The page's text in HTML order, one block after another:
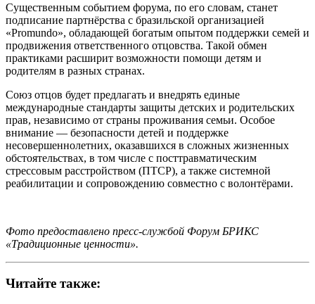
Существенным событием форума, по его словам, станет
подписание партнёрства с бразильской организацией
«Promundo», обладающей богатым опытом поддержки семей и
продвижения ответственного отцовства. Такой обмен
практиками расширит возможности помощи детям и
родителям в разных странах.
Союз отцов будет предлагать и внедрять единые
международные стандарты защиты детских и родительских
прав, независимо от страны проживания семьи. Особое
внимание — безопасности детей и поддержке
несовершеннолетних, оказавшихся в сложных жизненных
обстоятельствах, в том числе с посттравматическим
стрессовым расстройством (ПТСР), а также системной
реабилитации и сопровождению совместно с волонтёрами.
Фото предоставлено пресс-службой Форум БРИКС
«Традиционные ценности».
Читайте также: